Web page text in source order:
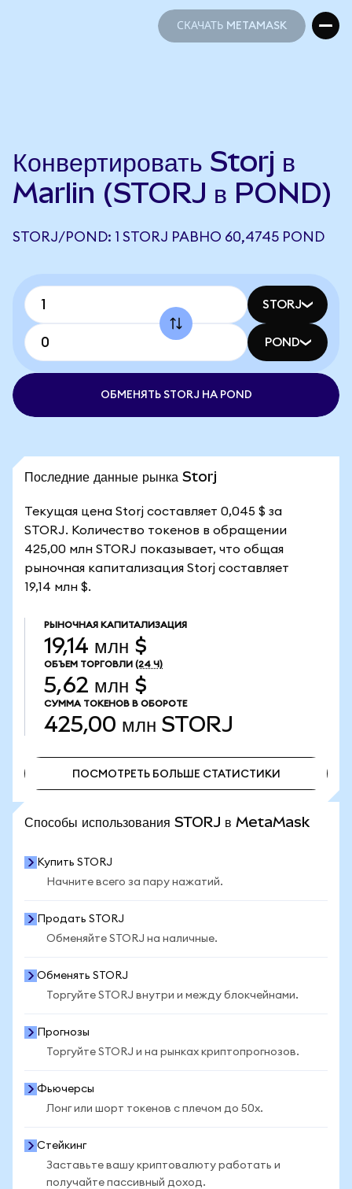
СКАЧАТЬ METAMASK
Конвертировать Storj в
Marlin (STORJ в POND)
STORJ/POND: 1 STORJ РАВНО 60,4745 POND
STORJ
POND
ОБМЕНЯТЬ STORJ НА POND
Последние данные рынка Storj
Текущая цена Storj составляет 0,045 $ за
STORJ. Количество токенов в обращении
425,00 млн STORJ показывает, что общая
рыночная капитализация Storj составляет
19,14 млн $.
РЫНОЧНАЯ КАПИТАЛИЗАЦИЯ
19,14 млн $
ОБЪЕМ ТОРГОВЛИ (24 Ч)
5,62 млн $
СУММА ТОКЕНОВ В ОБОРОТЕ
425,00 млн STORJ
ПОСМОТРЕТЬ БОЛЬШЕ СТАТИСТИКИ
Способы использования STORJ в MetaMask
Купить STORJ
Начните всего за пару нажатий.
Продать STORJ
Обменяйте STORJ на наличные.
Обменять STORJ
Торгуйте STORJ внутри и между блокчейнами.
Прогнозы
Торгуйте STORJ и на рынках криптопрогнозов.
Фьючерсы
Лонг или шорт токенов с плечом до 50x.
Стейкинг
Заставьте вашу криптовалюту работать и
получайте пассивный доход.